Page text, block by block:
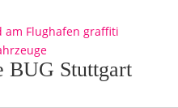
BUG Stuttgart